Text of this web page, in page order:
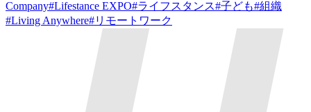
Company#Lifestance EXPO#ライフスタンス#子ども#組織
#Living Anywhere#リモートワーク